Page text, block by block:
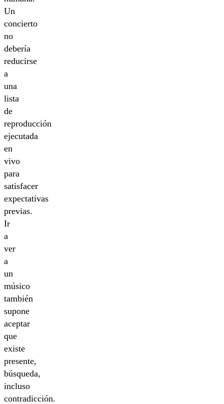
Un
concierto
no
debería
reducirse
a
una
lista
de
reproducción
ejecutada
en
vivo
para
satisfacer
expectativas
previas.
Ir
a
ver
a
un
músico
también
supone
aceptar
que
existe
presente,
búsqueda,
incluso
contradicción.